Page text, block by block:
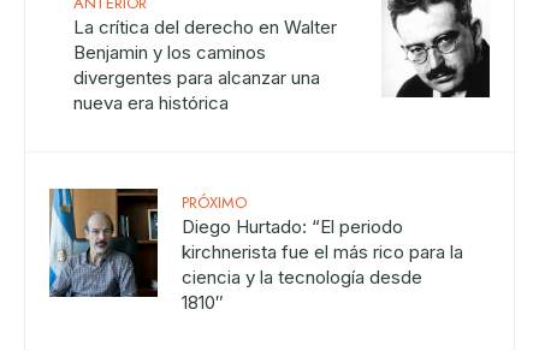
La crítica del derecho en Walter
Benjamin y los caminos
divergentes para alcanzar una
nueva era histórica
PRÓXIMO
Diego Hurtado: “El periodo
kirchnerista fue el más rico para la
ciencia y la tecnología desde
1810″